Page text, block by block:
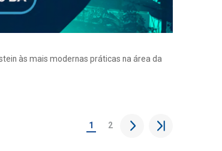
às mais modernas práticas na área da
1 2